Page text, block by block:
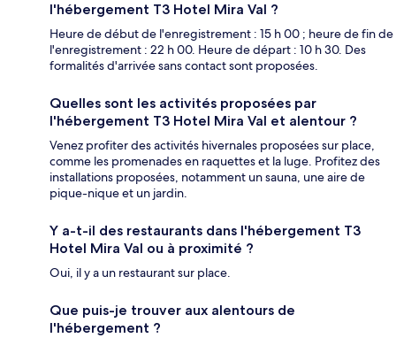
l'hébergement T3 Hotel Mira Val ?
Heure de début de l'enregistrement : 15 h 00 ; heure de fin de
l'enregistrement : 22 h 00. Heure de départ : 10 h 30. Des
formalités d'arrivée sans contact sont proposées.
Quelles sont les activités proposées par
l'hébergement T3 Hotel Mira Val et alentour ?
Venez profiter des activités hivernales proposées sur place,
comme les promenades en raquettes et la luge. Profitez des
installations proposées, notamment un sauna, une aire de
pique-nique et un jardin.
Y a-t-il des restaurants dans l'hébergement T3
Hotel Mira Val ou à proximité ?
Oui, il y a un restaurant sur place.
Que puis-je trouver aux alentours de
l'hébergement ?